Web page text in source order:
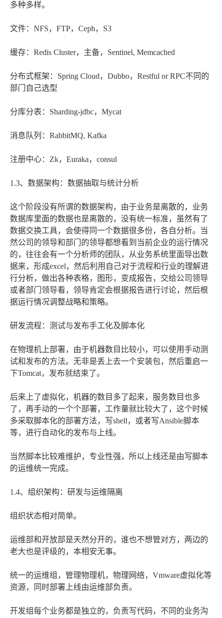
多种多样。
文件：NFS，FTP，Ceph，S3
缓存：Redis Cluster，主备，Sentinel, Memcached
分布式框架：Spring Cloud，Dubbo，Restful or RPC不同的
部门自己选型
分库分表：Sharding-jdbc，Mycat
消息队列：RabbitMQ, Kafka
注册中心：Zk，Euraka，consul
1.3、数据架构：数据抽取与统计分析
这个阶段没有所谓的数据架构，由于业务是离散的，业务
数据库里面的数据也是离散的，没有统一标准，虽然有了
数据交换工具，会使得同一个数据很多份，各自分析。当
然公司的领导和部门的领导都想看到当前企业的运行情况
的，往往会有一个分析师的团队，从业务系统里面导出数
据来，形成excel，然后利用自己对于流程和行业的理解进
行分析，做出各种表格，图形，变成报告，交给公司领导
或者部门领导看，领导肯定会根据报告进行讨论，然后根
据运行情况调整战略和策略。
研发流程：测试与发布手工化及脚本化
在物理机上部署，由于机器数目比较小，可以使用手动测
试和发布的方法。无非是丢上去一个安装包，然后重启一
下Tomcat，发布就结束了。
后来上了虚拟化，机器的数目多了起来，服务数目也多
了，再手动的一个个部署，工作量就比较大了，这个时候
多采取脚本化的部署方法，写shell，或者写Ansible脚本
等，进行自动化的发布与上线。
当然脚本比较难维护，专业性强，所以上线还是由写脚本
的运维统一完成。
1.4、组织架构：研发与运维隔离
组织状态相对简单。
运维部和开放部是天然分开的，谁也不想管对方，两边的
老大也是评级的，本相安无事。
统一的运维组，管理物理机，物理网络，Vmware虚拟化等
资源，同时部署上线由运维部负责。
开发组每个业务都是独立的，负责写代码，不同的业务沟